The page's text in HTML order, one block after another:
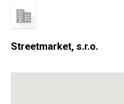
Streetmarket, s.r.o.